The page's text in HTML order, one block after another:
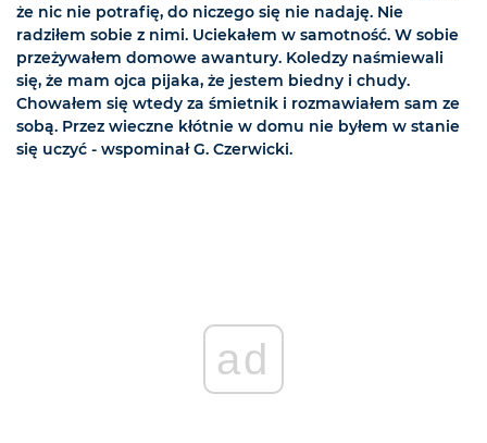
że nic nie potrafię, do niczego się nie nadaję. Nie
radziłem sobie z nimi. Uciekałem w samotność. W sobie
przeżywałem domowe awantury. Koledzy naśmiewali
się, że mam ojca pijaka, że jestem biedny i chudy.
Chowałem się wtedy za śmietnik i rozmawiałem sam ze
sobą. Przez wieczne kłótnie w domu nie byłem w stanie
się uczyć - wspominał G. Czerwicki.
ad